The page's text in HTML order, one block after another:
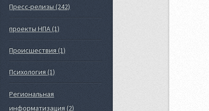
Пресс-релизы (242)
проекты НПА (1)
Происшествия (1)
Психология (1)
Региональная
информатизация (2)